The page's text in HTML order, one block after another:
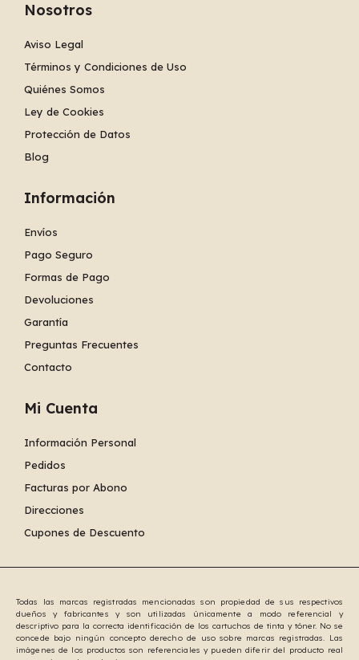
Nosotros
Aviso Legal
Términos y Condiciones de Uso
Quiénes Somos
Ley de Cookies
Protección de Datos
Blog
Información
Envíos
Pago Seguro
Formas de Pago
Devoluciones
Garantía
Preguntas Frecuentes
Contacto
Mi Cuenta
Información Personal
Pedidos
Facturas por Abono
Direcciones
Cupones de Descuento
Todas las marcas registradas mencionadas son propiedad de sus respectivos
dueños y fabricantes y son utilizadas únicamente a modo referencial y
descriptivo para la correcta identificación de los cartuchos de tinta y tóner. No se
concede bajo ningún concepto derecho de uso sobre marcas registradas. Las
imágenes de los productos son referenciales y pueden diferir del producto real